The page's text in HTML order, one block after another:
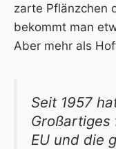
zarte Pflänzchen
bekommt man
Aber mehr als
Seit 1957
Großartiges
EU und die